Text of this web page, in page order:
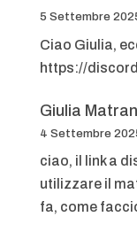
5 Settembre
Ciao Giulia,
https://
Giulia
4 Settembre
ciao, il link a
utilizzare il
fa, come